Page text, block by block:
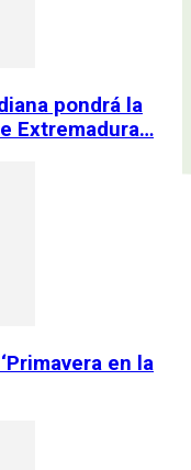
pondrá la
Extremadura…
en la